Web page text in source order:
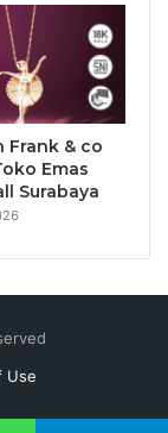
Frank & co
Emas
Surabaya
Use